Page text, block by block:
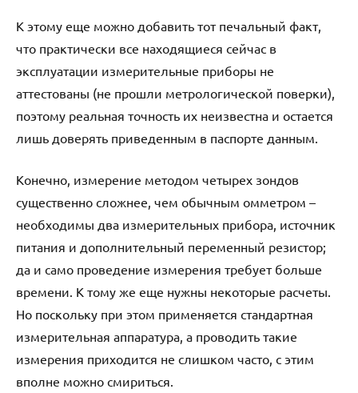
К этому еще можно добавить тот печальный факт,
что практически все находящиеся сейчас в
эксплуатации измерительные приборы не
аттестованы (не прошли метрологической поверки),
поэтому реальная точность их неизвестна и остается
лишь доверять приведенным в паспорте данным.
Конечно, измерение методом четырех зондов
существенно сложнее, чем обычным омметром –
необходимы два измерительных прибора, источник
питания и дополнительный переменный резистор;
да и само проведение измерения требует больше
времени. К тому же еще нужны некоторые расчеты.
Но поскольку при этом применяется стандартная
измерительная аппаратура, а проводить такие
измерения приходится не слишком часто, с этим
вполне можно смириться.